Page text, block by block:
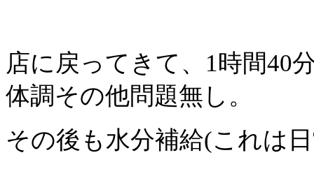
店に戻ってきて、1時間40
体調その他問題無し。
その後も水分補給(これは